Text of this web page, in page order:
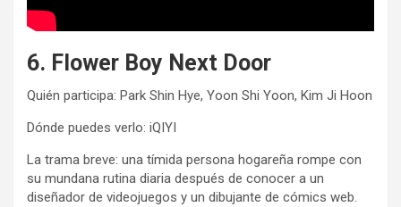
6. Flower Boy Next Door
Quién participa: Park Shin Hye, Yoon Shi Yoon, Kim Ji Hoon
Dónde puedes verlo: iQIYI
La trama breve: una tímida persona hogareña rompe con
su mundana rutina diaria después de conocer a un
diseñador de videojuegos y un dibujante de cómics web.